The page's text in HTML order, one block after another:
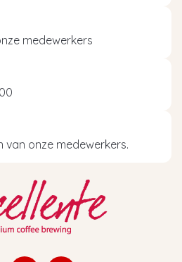
medewerkers
onze medewerkers.